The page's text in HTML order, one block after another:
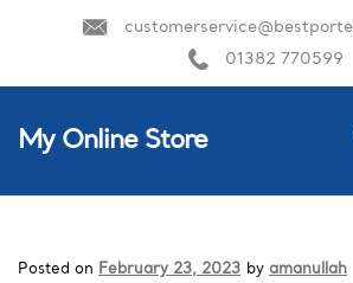
01382 770599
My Online Store
Posted on February 23, 2023 by amanullah